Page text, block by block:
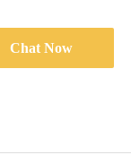
Chat Now